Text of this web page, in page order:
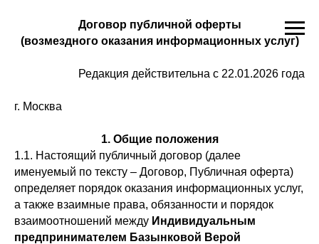
Договор публичной оферты
(возмездного оказания информационных услуг)
Редакция действительна с 22.01.2026 года
г. Москва
1. Общие положения
1.1. Настоящий публичный договор (далее
именуемый по тексту – Договор, Публичная оферта)
определяет порядок оказания информационных услуг,
а также взаимные права, обязанности и порядок
взаимоотношений между Индивидуальным
предпринимателем Базынковой Верой